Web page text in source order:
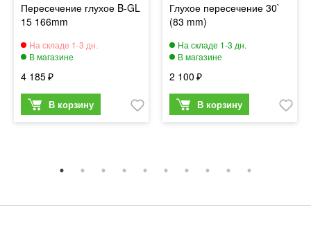
Пересечение глухое B-GL
15 166mm
4 185
Глухое пересечение 30`
(83 mm)
2 100